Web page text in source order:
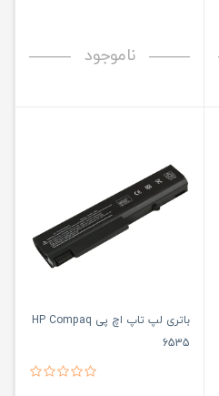
ناموجود
باتری لپ تاپ اچ پی HP Compaq
6535